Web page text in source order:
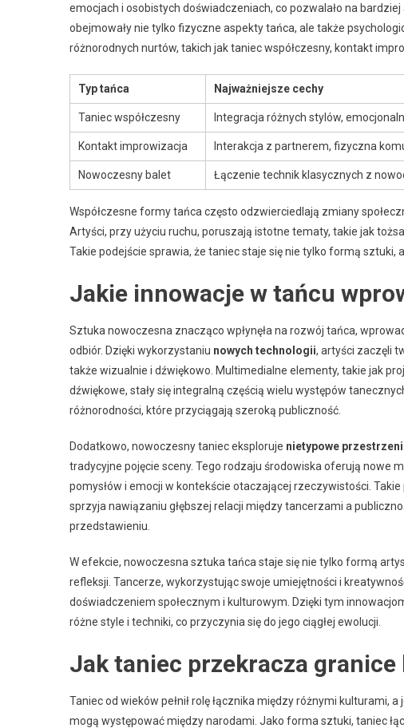
emocjach i osobistych doświadczeniach, co pozwalało na
obejmowały nie tylko fizyczne aspekty tańca, ale także
różnorodnych nurtów, takich jak taniec współczesny, kontakt
Typ tańca Najważniejsze cechy
Taniec współczesny Integracja różnych stylów,
Kontakt improwizacja Interakcja z partnerem, fizyczna
Nowoczesny balet Łączenie technik klasycznych z
Współczesne formy tańca często odzwierciedlają zmiany
Artyści, przy użyciu ruchu, poruszają istotne tematy, takie jak
Takie podejście sprawia, że taniec staje się nie tylko formą sztuki,
Jakie innowacje w tańcu
Sztuka nowoczesna znacząco wpłynęła na rozwój tańca,
odbiór. Dzięki wykorzystaniu nowych technologii, artyści zaczęli
także wizualnie i dźwiękowo. Multimedialne elementy, takie jak
dźwiękowe, stały się integralną częścią wielu występów
różnorodności, które przyciągają szeroką publiczność.
Dodatkowo, nowoczesny taniec eksploruje nietypowe
tradycyjne pojęcie sceny. Tego rodzaju środowiska oferują nowe
pomysłów i emocji w kontekście otaczającej rzeczywistości.
sprzyja nawiązaniu głębszej relacji między tancerzami a
przedstawieniu.
W efekcie, nowoczesna sztuka tańca staje się nie tylko formą
refleksji. Tancerze, wykorzystując swoje umiejętności i
doświadczeniem społecznym i kulturowym. Dzięki tym
różne style i techniki, co przyczynia się do jego ciągłej ewolucji.
Jak taniec przekracza
Taniec od wieków pełnił rolę łącznika między różnymi kulturami,
mogą występować między narodami. Jako forma sztuki, taniec